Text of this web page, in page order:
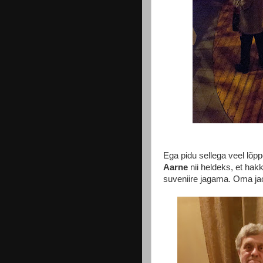
Ega pidu sellega veel
Aarne nii heldeks, et
suveniire jagama. Oma